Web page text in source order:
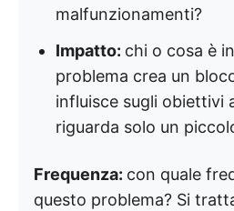
malfunzionamenti?
Impatto: chi o cosa è
problema crea un
influisce sugli obiettivi
riguarda solo un
Frequenza: con quale
questo problema? Si